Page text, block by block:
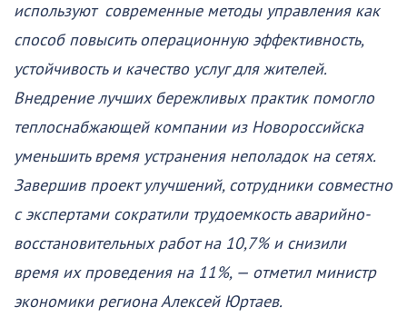
используют современные методы управления как
способ повысить операционную эффективность,
устойчивость и качество услуг для жителей.
Внедрение лучших бережливых практик помогло
теплоснабжающей компании из Новороссийска
уменьшить время устранения неполадок на сетях.
Завершив проект улучшений, сотрудники совместно
с экспертами сократили трудоемкость аварийно-
восстановительных работ на 10,7% и снизили
время их проведения на 11%, — отметил министр
экономики региона Алексей Юртаев.